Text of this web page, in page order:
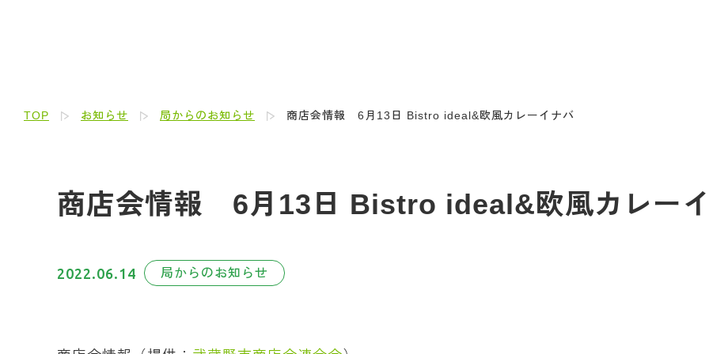
TOP お知らせ 局からのお知らせ 商店会情報 6月13日 Bistro ideal&欧風カレーイナバ
商店会情報 6月13日 Bistro ideal&欧風カレー
2022.06.14 局からのお知らせ